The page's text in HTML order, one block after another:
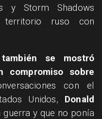
y Storm Shadows
territorio ruso con
se mostró
compromiso sobre
con el
Unidos, Donald
y que no ponía